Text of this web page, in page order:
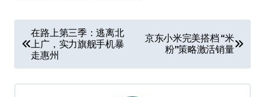
章
导
航
在路上第三季：逃离北
上广，实力旗舰手机暴
走惠州
京东小米完美搭档 “米
粉”策略激活销量